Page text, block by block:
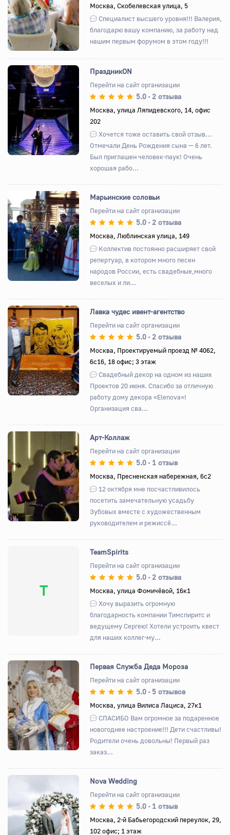
Назад ВпередМосква, Скобелевская улица, 5
Специалист высшего уровня!!! Валерия,
благодарю вашу компанию, за работу над
нашим первым форумом в этом году!!!
Назад Вперед
ПраздникON
Перейти на сайт организации
5.0 • 2 отзыва
Москва, улица Ляпидевского, 14, офис
202
Хочется тоже оставить свой отзыв…
Отмечали День Рождения сына — 6 лет.
Был приглашен человек-паук! Очень
хорошая рабо...
Назад Вперед
Марьинские соловьи
Перейти на сайт организации
5.0 • 2 отзыва
Москва, Люблинская улица, 149
Коллектив постоянно расширяет свой
репертуар, в котором много песен
народов России, есть свадебные,много
веселых и ли...
Назад Вперед
Лавка чудес ивент-агентство
Перейти на сайт организации
5.0 • 2 отзыва
Москва, Проектируемый проезд № 4062,
6с16, 18 офис; 3 этаж
Свадебный декор на одном из наших
Проектов 20 июня. Спасибо за отличную
работу дому декора «Elenova»!
Организация сва...
Назад Вперед
Арт-Коллаж
Перейти на сайт организации
5.0 • 1 отзыв
Москва, Пресненская набережная, 6с2
12 октября мне посчастливилось
посетить замечательную усадьбу
Зубовых вместе с художественным
руководителем и режиссё...
T
TeamSpirits
Перейти на сайт организации
5.0 • 2 отзыва
Москва, улица Фомичёвой, 16к1
Хочу выразить огромную
благодарность компании Тимспиритс и
ведущему Сергею! Хотели устроить квест
для наших коллег-му...
Назад Вперед
Первая Служба Деда Мороза
Перейти на сайт организации
5.0 • 5 отзывов
Москва, улица Вилиса Лациса, 27к1
СПАСИБО Вам огромное за подаренное
новогоднее настроение!!! Дети счастливы!
Родители очень довольны! Первый раз
заказ...
Назад Вперед
Nova Wedding
Перейти на сайт организации
5.0 • 1 отзыв
Москва, 2-й Бабьегородский переулок, 29,
102 офис; 1 этаж